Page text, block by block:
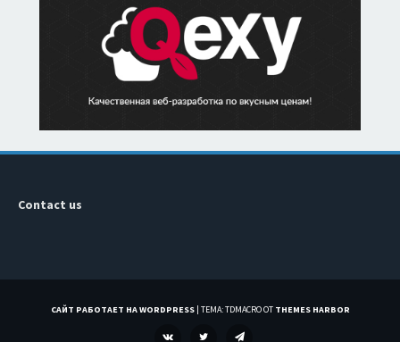
Contact us
САЙТ РАБОТАЕТ НА WORDPRESS | ТЕМА: TDMACRO ОТ THEMES HARBOR
TWITTER